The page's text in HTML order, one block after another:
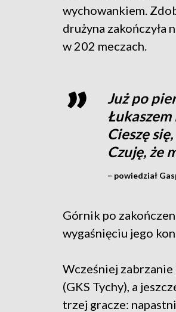
wychowankiem.
drużyna zakończyła
w 202 meczach.
Już po
Cieszę
Czuję, że
– powiedział
Górnik po
wygaśnięciu jego
Wcześniej
(GKS Tychy), a
trzej gracze: